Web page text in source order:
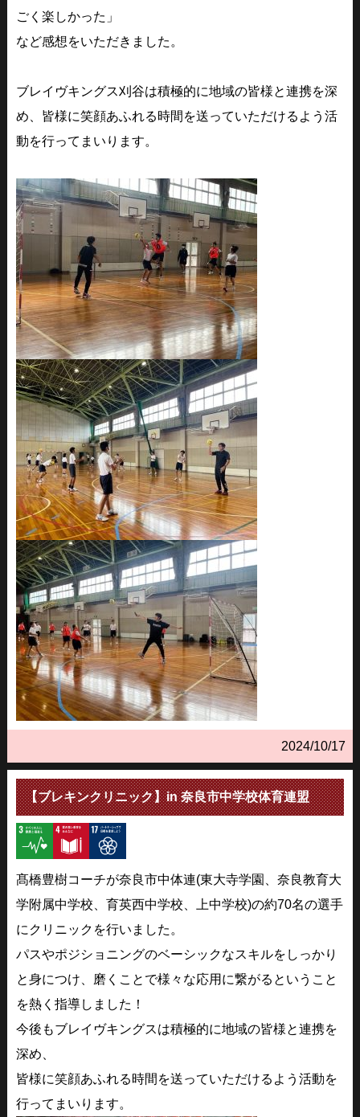
ごく楽しかった」
など感想をいただきました。
ブレイヴキングス刈谷は積極的に地域の皆様と連携を深
め、皆様に笑顔あふれる時間を送っていただけるよう活
動を行ってまいります。
2024/10/17
【ブレキンクリニック】in 奈良市中学校体育連盟
髙橋豊樹コーチが奈良市中体連(東大寺学園、奈良教育大
学附属中学校、育英西中学校、上中学校)の約70名の選手
にクリニックを行いました。
パスやポジショニングのベーシックなスキルをしっかり
と身につけ、磨くことで様々な応用に繋がるということ
を熱く指導しました！
今後もブレイヴキングスは積極的に地域の皆様と連携を
深め、
皆様に笑顔あふれる時間を送っていただけるよう活動を
行ってまいります。